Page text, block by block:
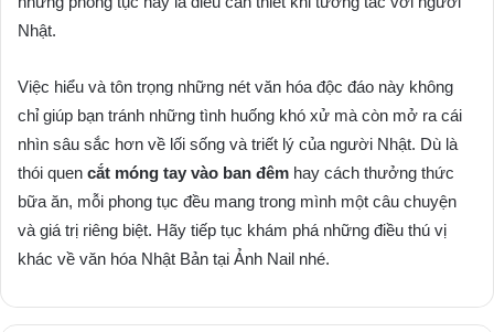
Nhật.
Việc hiểu và tôn trọng những nét văn hóa độc đáo này không
chỉ giúp bạn tránh những tình huống khó xử mà còn mở ra cái
nhìn sâu sắc hơn về lối sống và triết lý của người Nhật. Dù là
thói quen cắt móng tay vào ban đêm hay cách thưởng thức
bữa ăn, mỗi phong tục đều mang trong mình một câu chuyện
và giá trị riêng biệt. Hãy tiếp tục khám phá những điều thú vị
khác về văn hóa Nhật Bản tại Ảnh Nail nhé.